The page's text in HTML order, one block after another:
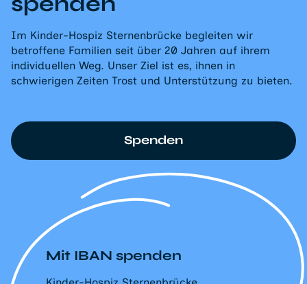
Im Kinder-Hospiz Sternenbrücke begleiten wir
betroffene Familien seit über 20 Jahren auf ihrem
individuellen Weg. Unser Ziel ist es, ihnen in
schwierigen Zeiten Trost und Unterstützung zu bieten.
Mit IBAN spenden
Spenden